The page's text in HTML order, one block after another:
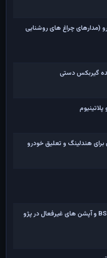
(مدارهای چراغ های روشنایی
گیربکس دستی
برای هندلینگ و تعلیق خودرو
آشنایی با سیستم های هوشمند ، BSI و آپشن های غیرفعال در پژو